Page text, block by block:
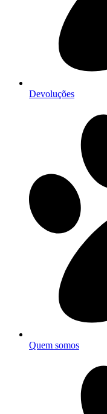
Devoluções
Quem somos